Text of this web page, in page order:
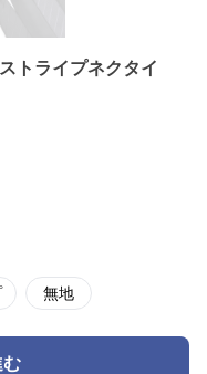
トライプネクタイ
無地
む